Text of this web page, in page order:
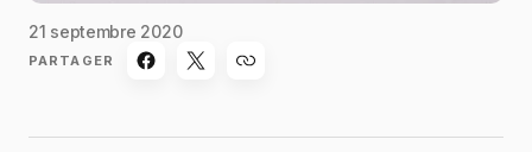
21 septembre 2020
PARTAGER